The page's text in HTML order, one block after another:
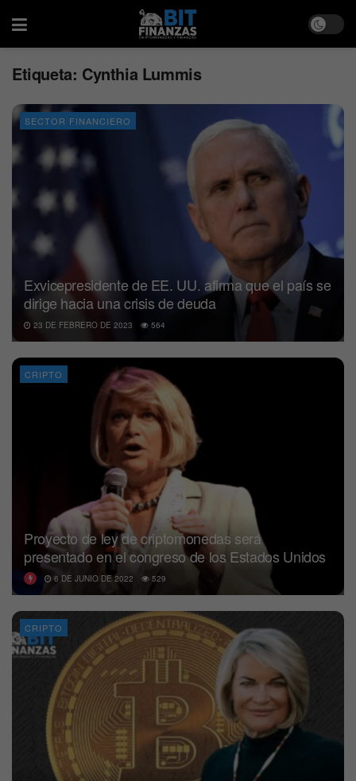
Etiqueta: Cynthia Lummis
SECTOR FINANCIERO
Exvicepresidente de EE. UU. afirma que el país se
dirige hacia una crisis de deuda
23 DE FEBRERO DE 2023 564
CRIPTO
Proyecto de ley de criptomonedas será
presentado en el congreso de los Estados Unidos
6 DE JUNIO DE 2022 529
CRIPTO